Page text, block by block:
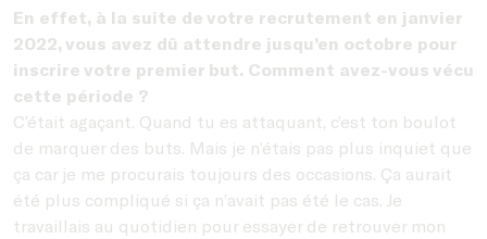
En effet, à la suite de votre recrutement en janvier
2022, vous avez dû attendre jusqu’en octobre pour
inscrire votre premier but. Comment avez-vous vécu
cette période ?
C’était agaçant. Quand tu es attaquant, c’est ton boulot
de marquer des buts. Mais je n’étais pas plus inquiet que
ça car je me procurais toujours des occasions. Ça aurait
été plus compliqué si ça n’avait pas été le cas. Je
travaillais au quotidien pour essayer de retrouver mon